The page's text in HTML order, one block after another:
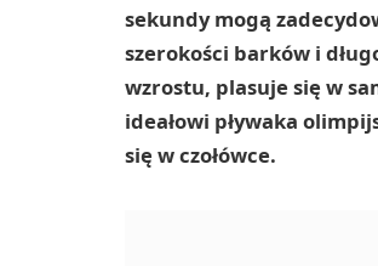
sekundy mogą
szerokości barków i
wzrostu, plasuje się w
ideałowi pływaka
się w czołówce.